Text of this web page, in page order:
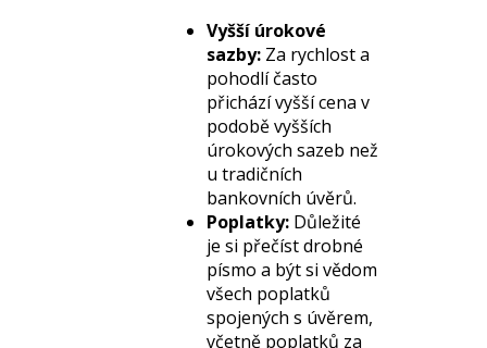
Vyšší úrokové
sazby: Za rychlost a
pohodlí často
přichází vyšší cena v
podobě vyšších
úrokových sazeb než
u tradičních
bankovních úvěrů.
Poplatky: Důležité
je si přečíst drobné
písmo a být si vědom
všech poplatků
spojených s úvěrem,
včetně poplatků za